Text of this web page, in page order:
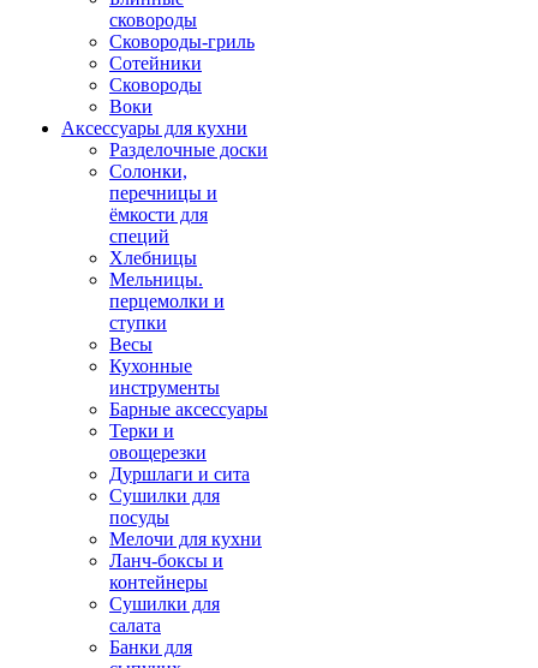
сковороды
Сковороды-гриль
Сотейники
Сковороды
Воки
Аксессуары для кухни
Разделочные доски
Солонки,
перечницы и
ёмкости для
специй
Хлебницы
Мельницы.
перцемолки и
ступки
Весы
Кухонные
инструменты
Барные аксессуары
Терки и
овощерезки
Дуршлаги и сита
Сушилки для
посуды
Мелочи для кухни
Ланч-боксы и
контейнеры
Сушилки для
салата
Банки для